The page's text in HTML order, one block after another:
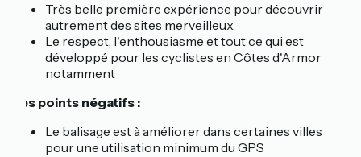
Très belle première expérience pour découvrir
autrement des sites merveilleux.
Le respect, l'enthousiasme et tout ce qui est
développé pour les cyclistes en Côtes d'Armor
notamment
Les points négatifs :
Le balisage est à améliorer dans certaines villes
pour une utilisation minimum du GPS